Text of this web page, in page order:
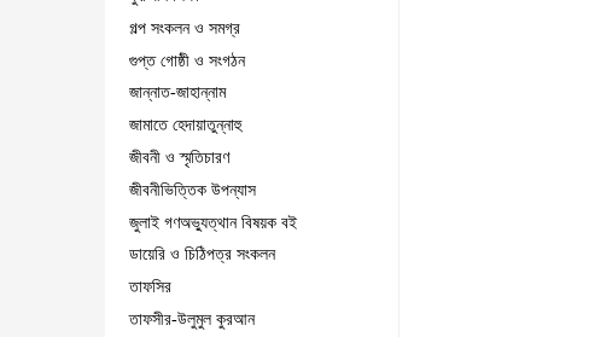
গল্প সংকলন ও সমগ্র
গুপ্ত গোষ্ঠী ও সংগঠন
জান্নাত-জাহান্নাম
জামাতে হেদায়াতুন্নাহু
জীবনী ও স্মৃতিচারণ
জীবনীভিত্তিক উপন্যাস
জুলাই গণঅভ্যুত্থান বিষয়ক বই
ডায়েরি ও চিঠিপত্র সংকলন
তাফসির
তাফসীর-উলুমুল কুরআন